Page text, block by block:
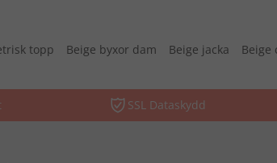
topp Beige byxor dam Beige jacka Beige
SSL Dataskydd